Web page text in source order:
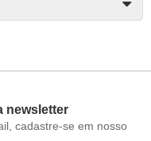
newsletter
cadastre-se em nosso